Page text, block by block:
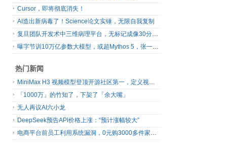
Cursor，即将彻底消失！
AI造出新病毒了！Science论文实锤，无限自我复制
热门新闻
「1000万」的竹知了，下架了「余大嘴」
无人再议AI六小龙
DeepSeek预告API价格上涨：“预计涨幅较大”